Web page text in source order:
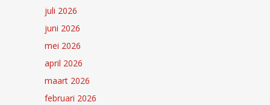
juli 2026
juni 2026
mei 2026
april 2026
maart 2026
februari 2026